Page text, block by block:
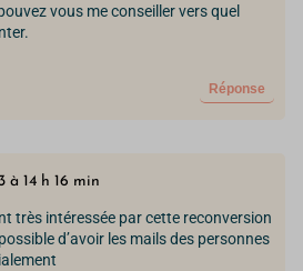
vous me conseiller vers quel
Réponse
à 14 h 16 min
très intéressée par cette reconversion
d’avoir les mails des personnes